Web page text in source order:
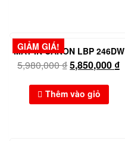
GIẢM GIÁ!
MÁY IN CANON LBP 246DW
5,980,000₫5,850,000 ₫
Thêm vào giỏ